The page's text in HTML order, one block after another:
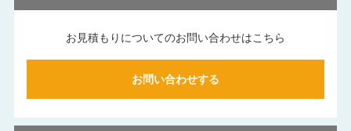
お見積もりについてのお問い合わせはこちら
お問い合わせする